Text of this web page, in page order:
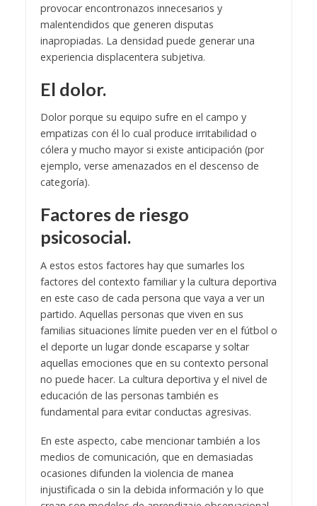
provocar encontronazos innecesarios y
malentendidos que generen disputas
inapropiadas. La densidad puede generar una
experiencia displacentera subjetiva.
El dolor.
Dolor porque su equipo sufre en el campo y
empatizas con él lo cual produce irritabilidad o
cólera y mucho mayor si existe anticipación (por
ejemplo, verse amenazados en el descenso de
categoría).
Factores de riesgo
psicosocial.
A estos estos factores hay que sumarles los
factores del contexto familiar y la cultura deportiva
en este caso de cada persona que vaya a ver un
partido. Aquellas personas que viven en sus
familias situaciones límite pueden ver en el fútbol o
el deporte un lugar donde escaparse y soltar
aquellas emociones que en su contexto personal
no puede hacer. La cultura deportiva y el nivel de
educación de las personas también es
fundamental para evitar conductas agresivas.
En este aspecto, cabe mencionar también a los
medios de comunicación, que en demasiadas
ocasiones difunden la violencia de manea
injustificada o sin la debida información y lo que